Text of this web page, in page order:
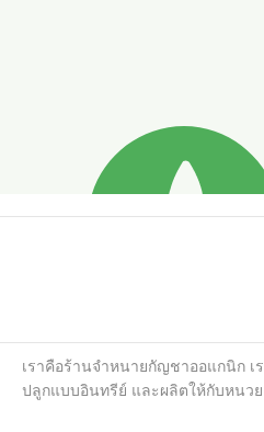
เราคือร้านจำหนายกัญชาออแกนิก
ปลูกแบบอินทรีย์ และผลิตให้กับหนว